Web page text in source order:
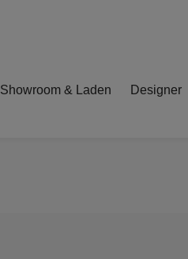
Showroom & Laden Designer